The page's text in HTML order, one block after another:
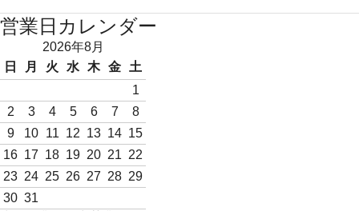
営業日カレンダー
2026年8月
日
月 火 水 木 金
土
1
2
3 4 5 6 7
8
9
10 11 12 13 14 15
16 17 18 19 20 21 22
23 24 25 26 27 28 29
30 31